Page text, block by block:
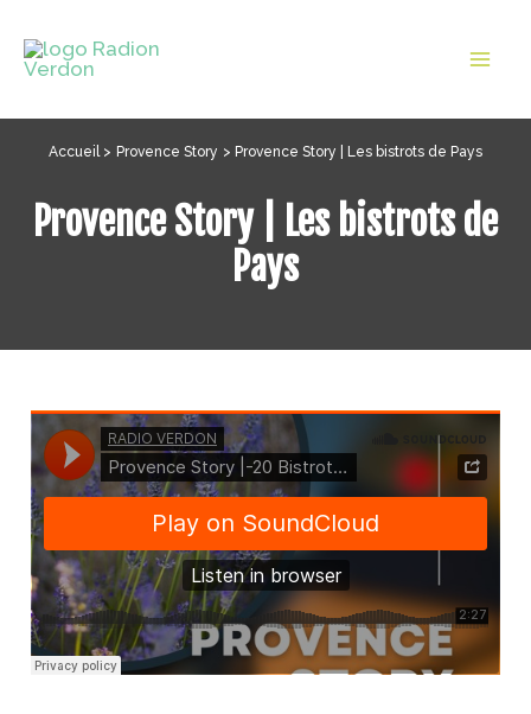
contenu
Accueil Provence Story Provence Story | Les bistrots de Pays
Provence Story | Les bistrots de
Pays